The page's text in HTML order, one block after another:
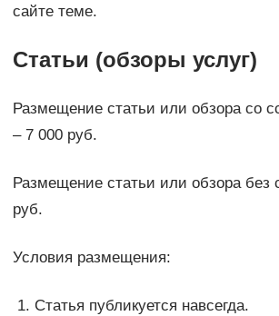
сайте теме.
Статьи (обзоры услуг)
Размещение статьи или обзора со
– 7 000 руб.
Размещение статьи или обзора без
руб.
Условия размещения:
Статья публикуется навсегда.